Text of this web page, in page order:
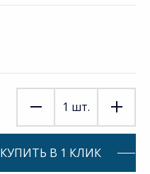
1 шт.
КУПИТЬ В 1 КЛИК